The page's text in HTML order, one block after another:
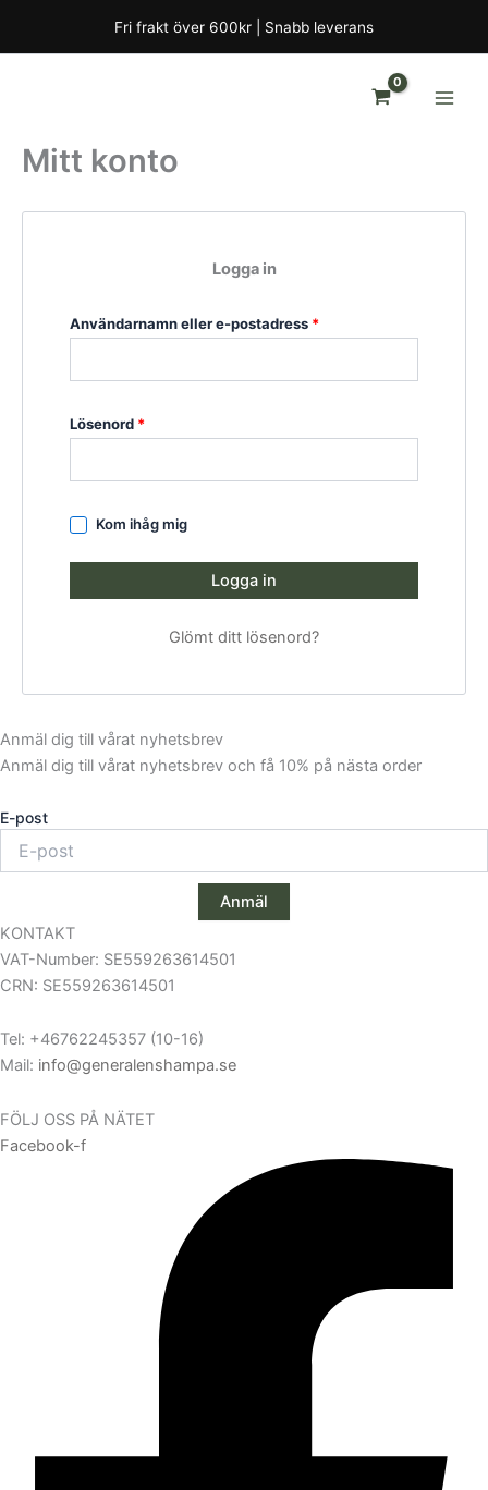
Fri frakt över 600kr | Snabb leverans
Mitt konto
Logga in
Användarnamn eller e-postadress *
Lösenord *
Kom ihåg mig
Logga in
Glömt ditt lösenord?
Anmäl dig till vårat nyhetsbrev
Anmäl dig till vårat nyhetsbrev och få 10% på nästa order
E-post
Anmäl
KONTAKT
VAT-Number: SE559263614501
CRN: SE559263614501
Tel: +46762245357 (10-16)
Mail: info@generalenshampa.se
FÖLJ OSS PÅ NÄTET
Facebook-f